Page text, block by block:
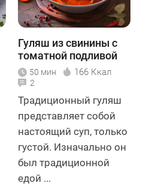
Гуляш из свинины с
томатной подливой
50 мин 166 Ккал
2
Традиционный гуляш
представляет собой
настоящий суп, только
густой. Изначально он
был традиционной
едой ...